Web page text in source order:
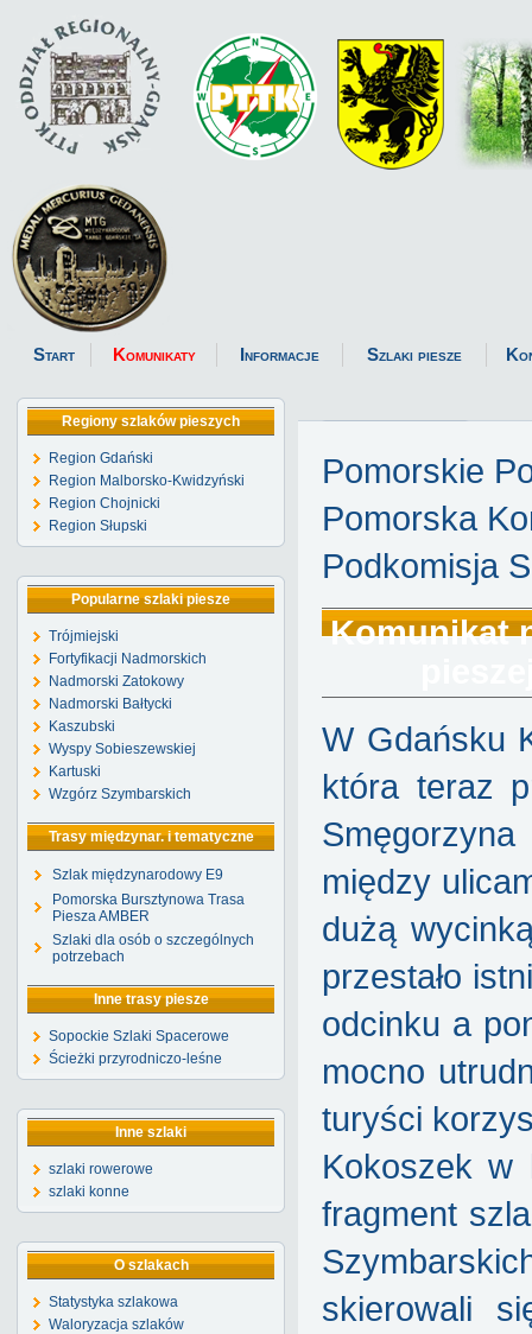
Start Komunikaty Informacje Szlaki piesze
Regiony szlaków pieszych
Region Gdański
Region Malborsko-Kwidzyński
Region Chojnicki
Region Słupski
Popularne szlaki piesze
Trójmiejski
Fortyfikacji Nadmorskich
Nadmorski Zatokowy
Nadmorski Bałtycki
Kaszubski
Wyspy Sobieszewskiej
Kartuski
Wzgórz Szymbarskich
Trasy międzynar. i tematyczne
Szlak międzynarodowy E9
Pomorska Bursztynowa Trasa
Piesza AMBER
Szlaki dla osób o szczególnych
potrzebach
Inne trasy piesze
Sopockie Szlaki Spacerowe
Ścieżki przyrodniczo-leśne
Inne szlaki
szlaki rowerowe
szlaki konne
O szlakach
Statystyka szlakowa
Waloryzacja szlaków
Pomorskie
Pomorska
Podkomisja
Komunikat
W Gdańsku
która teraz
między
dużą
przestało
odcinku a
mocno
turyści
Kokoszek w
fragment
skierowali